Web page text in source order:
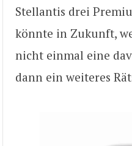
Stellantis drei
könnte in Zukunft,
nicht einmal eine
dann ein weiteres